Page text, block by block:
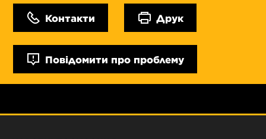
Контакти Друк
Повідомити про проблему